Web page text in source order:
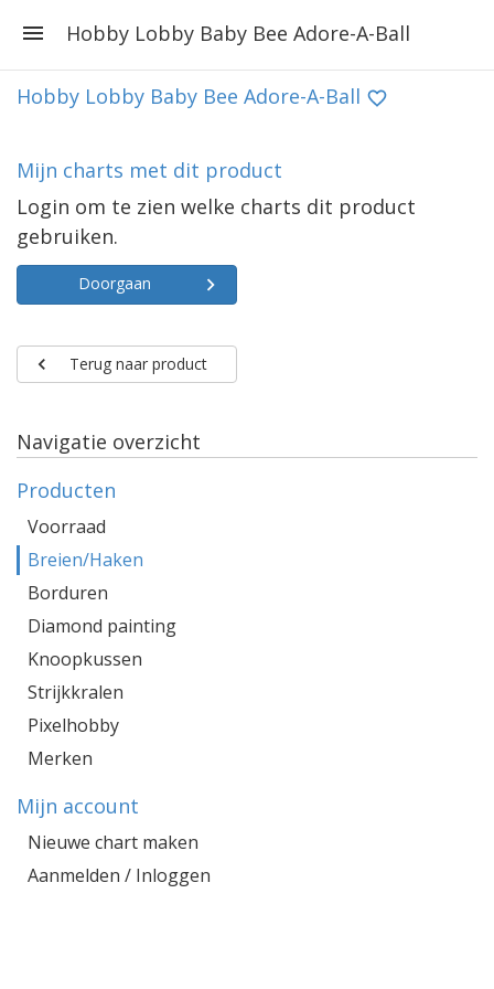
Hobby Lobby Baby Bee Adore-A-Ball
Hobby Lobby Baby Bee Adore-A-Ball
Mijn charts met dit product
Login om te zien welke charts dit product
gebruiken.
Doorgaan
Terug naar product
Navigatie overzicht
Producten
Voorraad
Breien/Haken
Borduren
Diamond painting
Knoopkussen
Strijkkralen
Pixelhobby
Merken
Mijn account
Nieuwe chart maken
Aanmelden / Inloggen